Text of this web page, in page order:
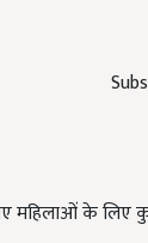
महिलाओं के लिए